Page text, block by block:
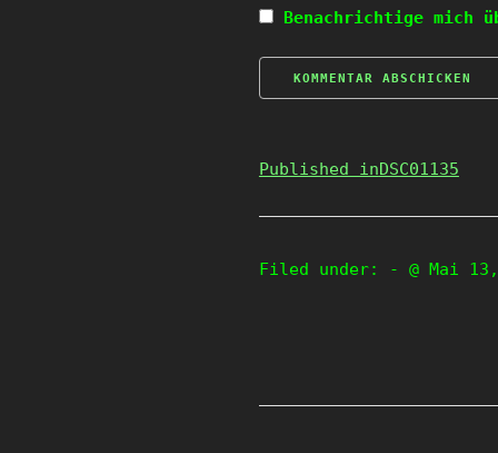
Benachrichtige mich
Published inDSC01135
Filed under: - @ Mai